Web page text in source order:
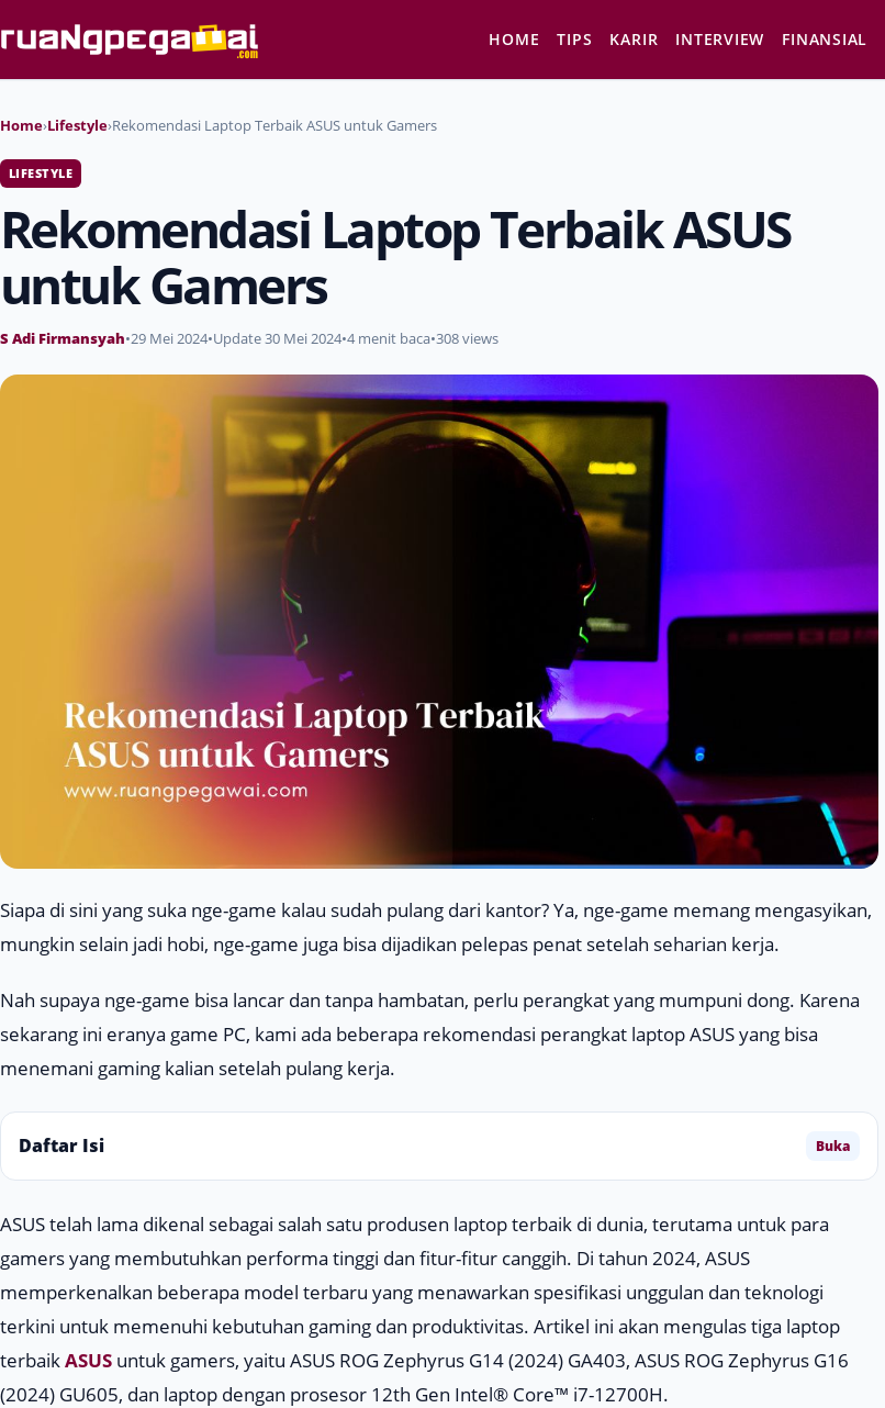
HOME TIPS KARIR INTERVIEW FINANSIAL
Home›Lifestyle›Rekomendasi Laptop Terbaik ASUS untuk Gamers
LIFESTYLE
Rekomendasi Laptop Terbaik ASUS
untuk Gamers
S Adi Firmansyah•29 Mei 2024•Update 30 Mei 2024•4 menit baca•308 views
Siapa di sini yang suka nge-game kalau sudah pulang dari kantor? Ya, nge-game memang mengasyikan,
mungkin selain jadi hobi, nge-game juga bisa dijadikan pelepas penat setelah seharian kerja.
Nah supaya nge-game bisa lancar dan tanpa hambatan, perlu perangkat yang mumpuni dong. Karena
sekarang ini eranya game PC, kami ada beberapa rekomendasi perangkat laptop ASUS yang bisa
menemani gaming kalian setelah pulang kerja.
Daftar Isi Buka
ASUS telah lama dikenal sebagai salah satu produsen laptop terbaik di dunia, terutama untuk para
gamers yang membutuhkan performa tinggi dan fitur-fitur canggih. Di tahun 2024, ASUS
memperkenalkan beberapa model terbaru yang menawarkan spesifikasi unggulan dan teknologi
terkini untuk memenuhi kebutuhan gaming dan produktivitas. Artikel ini akan mengulas tiga laptop
terbaikASUS untuk gamers, yaitu ASUS ROG Zephyrus G14 (2024) GA403, ASUS ROG Zephyrus G16
(2024) GU605, dan laptop dengan prosesor 12th Gen Intel® Core™ i7-12700H.